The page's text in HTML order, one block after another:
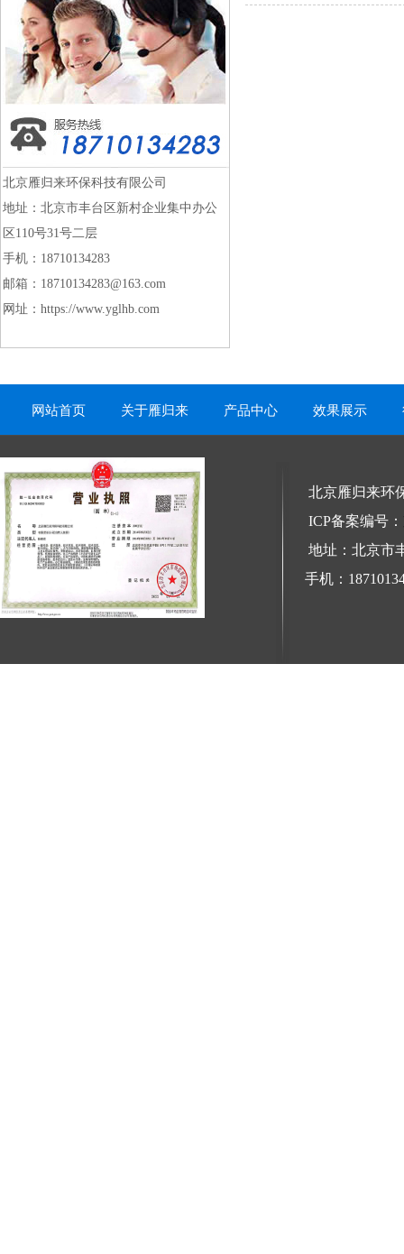
北京雁归来环保科技有限公司
地址：北京市丰台区新村企业集中办公
区110号31号二层
手机：18710134283
邮箱： 18710134283@163.com
网址：https://www.yglhb.com
网站首页 关于雁归来 产品中心 效果展示
北京雁归来环
ICP备案编号：
地址：北京
手机：